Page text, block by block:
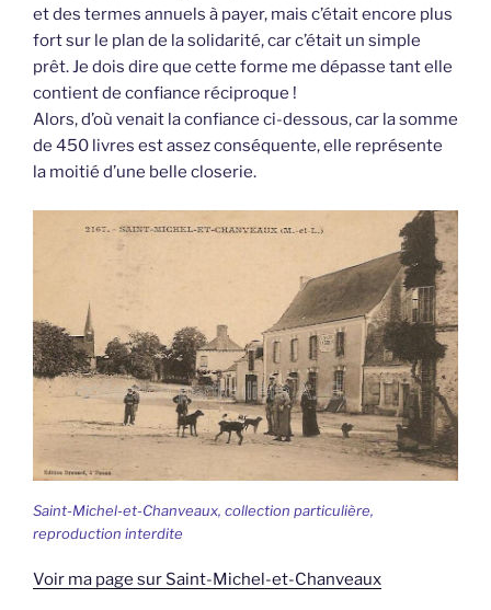
et des termes annuels à payer, mais c’était encore plus
fort sur le plan de la solidarité, car c’était un simple
prêt. Je dois dire que cette forme me dépasse tant elle
contient de confiance réciproque !
Alors, d’où venait la confiance ci-dessous, car la somme
de 450 livres est assez conséquente, elle représente
la moitié d’une belle closerie.
Saint-Michel-et-Chanveaux, collection particulière,
reproduction interdite
Voir ma page sur Saint-Michel-et-Chanveaux